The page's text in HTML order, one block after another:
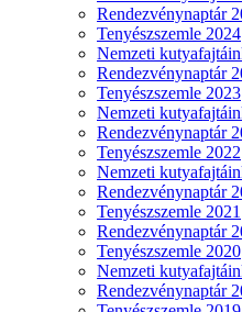
Rendezvénynaptár
Tenyészszemle 2024
Nemzeti
Rendezvénynaptár
Tenyészszemle 2023
Nemzeti
Rendezvénynaptár
Tenyészszemle 2022
Nemzeti
Rendezvénynaptár
Tenyészszemle 2021
Rendezvénynaptár
Tenyészszemle 2020
Nemzeti
Rendezvénynaptár